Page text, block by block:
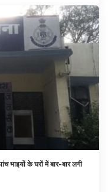
भाइयों के घरों में बार-बार लगी